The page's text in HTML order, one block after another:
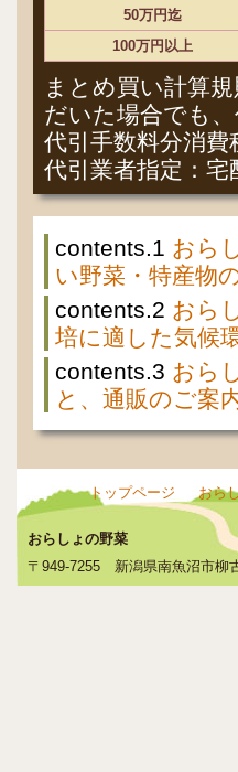
50万円迄
100万円以上
まとめ買い計算
だいた場合でも
代引手数料分消
代引業者指定：宅
contents.1 おら
い野菜・特産物
contents.2 おら
培に適した気候
contents.3 おら
と、通販のご案
トップページ おら
おらしょの野菜
〒949-7255 新潟県南魚沼市